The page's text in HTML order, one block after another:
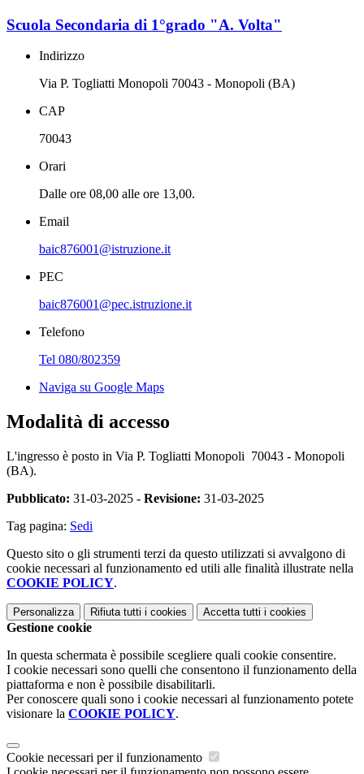
Scuola Secondaria di 1°grado "A. Volta"
Indirizzo
Via P. Togliatti Monopoli 70043 - Monopoli (BA)
CAP
70043
Orari
Dalle ore 08,00 alle ore 13,00.
Email
baic876001@istruzione.it
PEC
baic876001@pec.istruzione.it
Telefono
Tel 080/802359
Naviga su Google Maps
Modalità di accesso
L'ingresso è posto in Via P. Togliatti Monopoli 70043 - Monopoli
(BA).
Pubblicato: 31-03-2025 - Revisione: 31-03-2025
Tag pagina: Sedi
Questo sito o gli strumenti terzi da questo utilizzati si avvalgono di
cookie necessari al funzionamento ed utili alle finalità illustrate nella
COOKIE POLICY.
Personalizza Rifiuta tutti i cookies Accetta tutti i cookies
Gestione cookie
In questa schermata è possibile scegliere quali cookie consentire.
I cookie necessari sono quelli che consentono il funzionamento della
piattaforma e non è possibile disabilitarli.
Per conoscere quali sono i cookie necessari al funzionamento potete
visionare la COOKIE POLICY.
Cookie necessari per il funzionamento